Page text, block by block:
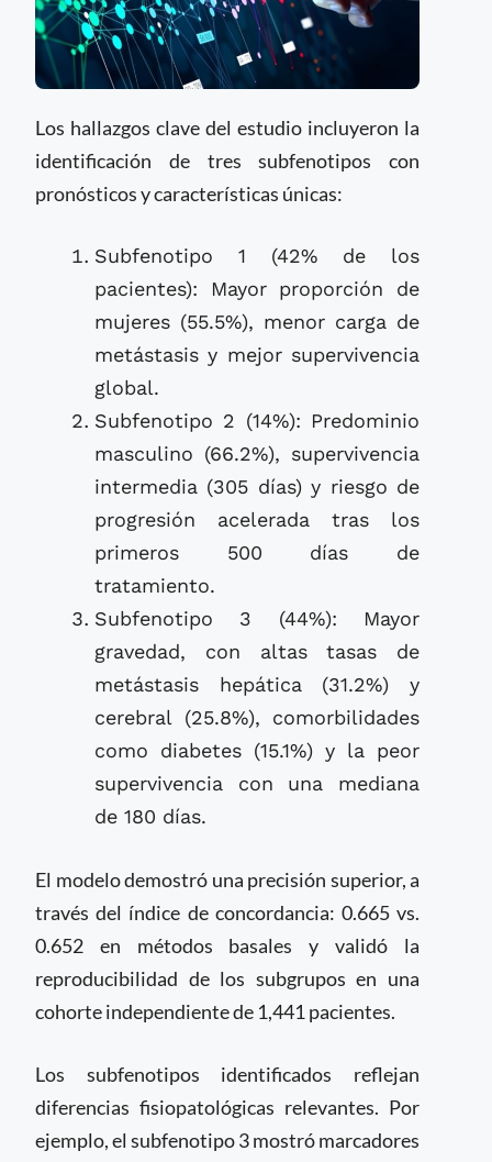
Los hallazgos clave del estudio incluyeron la
identificación de tres subfenotipos con
pronósticos y características únicas:
Subfenotipo 1 (42% de los
pacientes): Mayor proporción de
mujeres (55.5%), menor carga de
metástasis y mejor supervivencia
global.
Subfenotipo 2 (14%): Predominio
masculino (66.2%), supervivencia
intermedia (305 días) y riesgo de
progresión acelerada tras los
primeros 500 días de
tratamiento.
Subfenotipo 3 (44%): Mayor
gravedad, con altas tasas de
metástasis hepática (31.2%) y
cerebral (25.8%), comorbilidades
como diabetes (15.1%) y la peor
supervivencia con una mediana
de 180 días.
El modelo demostró una precisión superior, a
través del índice de concordancia: 0.665 vs.
0.652 en métodos basales y validó la
reproducibilidad de los subgrupos en una
cohorte independiente de 1,441 pacientes.
Los subfenotipos identificados reflejan
diferencias fisiopatológicas relevantes. Por
ejemplo, el subfenotipo 3 mostró marcadores